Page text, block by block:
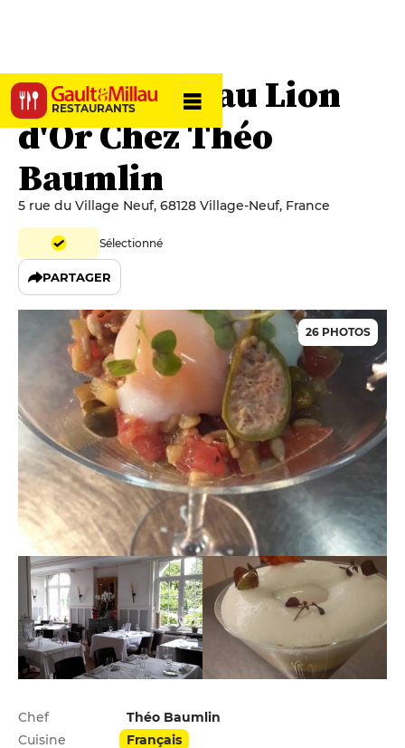
RESTAURANTS
Restaurant au Lion
d'Or Chez Théo
Baumlin
5 rue du Village Neuf, 68128 Village-Neuf, France
Sélectionné
PARTAGER
26 PHOTOS
Infos pratiques
Chef
Théo Baumlin
Cuisine
Français